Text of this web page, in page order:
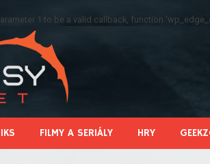
1 to be a valid callback, function
FILMY A SERIÁLY HRY